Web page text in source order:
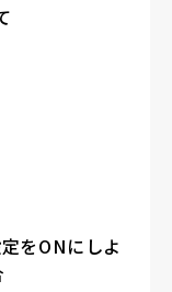
をONにしよ